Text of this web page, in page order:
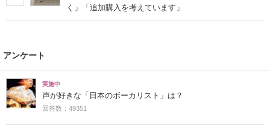
く」「追加購入を考えています」
アンケート
実施中
声が好きな「日本のボーカリスト」は？
回答数：49351